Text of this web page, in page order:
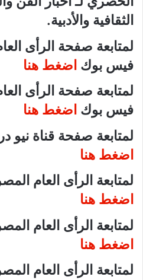
الثقافية والأدبية.
لمتابعة صفحة الرأى
فيس بوك اضغط هنا
لمتابعة صفحة الرأى
فيس بوك اضغط هنا
لمتابعة صفحة قناة
اضغط هنا
لمتابعة الرأى العام
اضغط هنا
لمتابعة الرأى العام
اضغط هنا
لمتابعة الرأى العام